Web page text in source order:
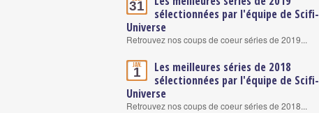
31
sélectionnées par l'équipe de Scifi-
Universe
Retrouvez nos coups de coeur séries de 2019...
Jan.
1
Les meilleures séries de 2018
sélectionnées par l'équipe de Scifi-
Universe
Retrouvez nos coups de coeur séries de 2018...